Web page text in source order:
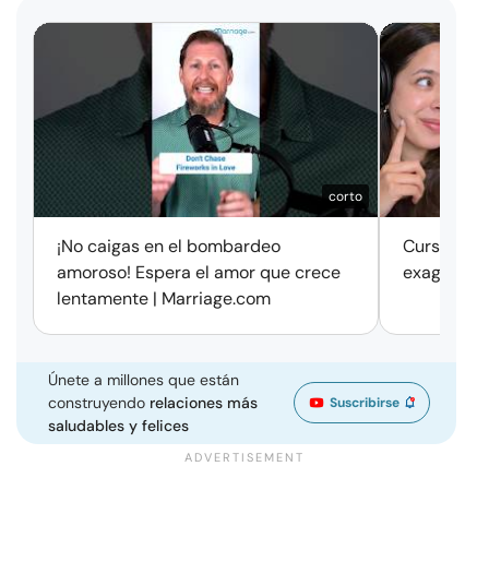
corto
¡No caigas en el bombardeo
amoroso! Espera el amor que crece
lentamente | Marriage.com
Cursos
Únete a millones que están
construyendo relaciones más
saludables y felices
Suscribirse